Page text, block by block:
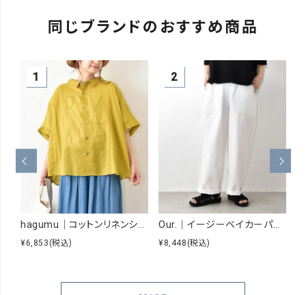
同じブランドのおすすめ商品
¥6,853 (税込) ¥8,448 (税込)